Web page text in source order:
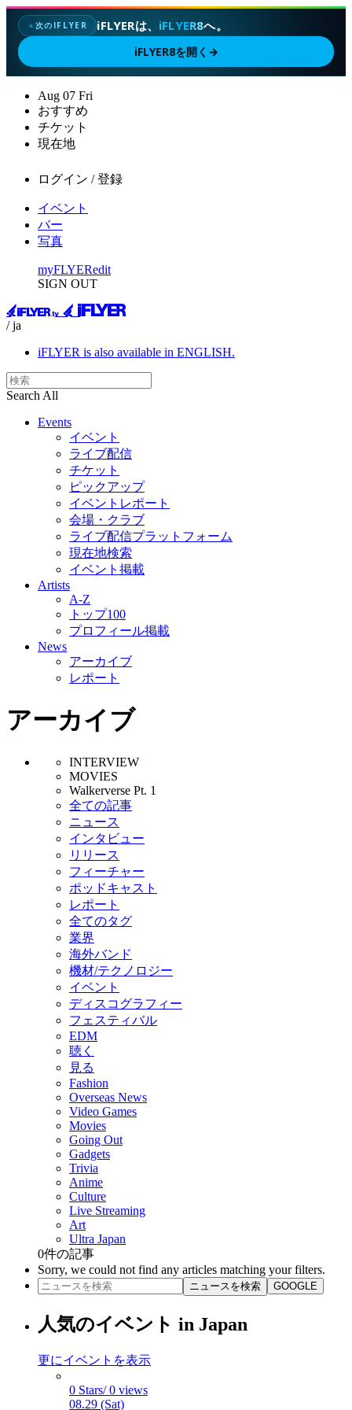
✦次のIFLYER iFLYERは、 iFLYER8へ。
iFLYER8を開く →
Aug 07 Fri
おすすめ
チケット
現在地
ログイン / 登録
イベント
バー
写真
myFLYERedit
SIGN OUT
/ ja
iFLYER is also available in ENGLISH.
Search All
Events
イベント
ライブ配信
チケット
ピックアップ
イベントレポート
会場・クラブ
ライブ配信プラットフォーム
現在地検索
イベント掲載
Artists
A-Z
トップ100
プロフィール掲載
News
アーカイブ
レポート
アーカイブ
INTERVIEW
MOVIES
Walkerverse Pt. 1
全ての記事
ニュース
インタビュー
リリース
フィーチャー
ポッドキャスト
レポート
全てのタグ
業界
海外バンド
機材/テクノロジー
イベント
ディスコグラフィー
フェスティバル
EDM
聴く
見る
Fashion
Overseas News
Video Games
Movies
Going Out
Gadgets
Trivia
Anime
Culture
Live Streaming
Art
Ultra Japan
0件の記事
Sorry, we could not find any articles matching your filters.
ニュースを検索 GOOGLE
人気のイベント in Japan
更にイベントを表示
0 Stars/ 0 views
08.29 (Sat)